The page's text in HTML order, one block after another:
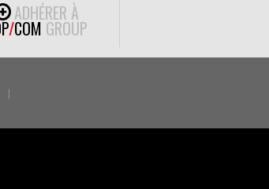
ADHÉRER À
/COM GROUP